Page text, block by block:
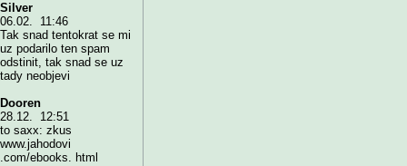
Silver
06.02. 11:46
Tak snad tentokrat se mi
uz podarilo ten spam
odstinit, tak snad se uz
tady neobjevi
Dooren
28.12. 12:51
to saxx: zkus
www.jahodovi
.com/ebooks. html